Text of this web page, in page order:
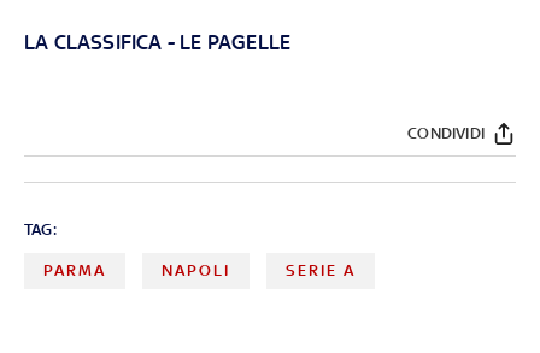
LA CLASSIFICA - LE PAGELLE
CONDIVIDI
TAG:
PARMA NAPOLI SERIE A